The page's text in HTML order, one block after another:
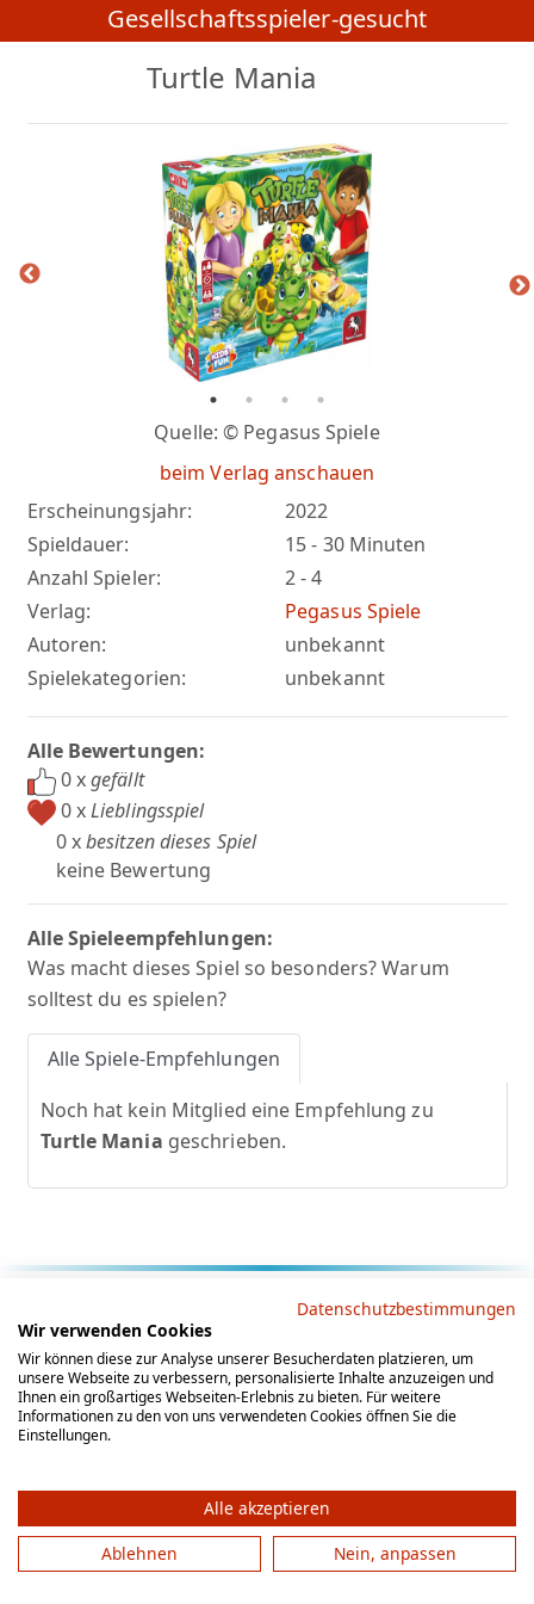
Gesellschaftsspieler-gesucht
Turtle Mania
Erscheinungsjahr:
2022
Spieldauer:
15 - 30 Minuten
Anzahl Spieler:
2 - 4
Verlag:
Pegasus Spiele
Autoren:
unbekannt
Spielekategorien:
unbekannt
Quelle: © Pegasus Spiele
beim Verlag anschauen
Alle Bewertungen:
0 xgefällt
0 xLieblingsspiel
0 xbesitzen dieses Spiel
keine Bewertung
Alle Spieleempfehlungen:
Was macht dieses Spiel so besonders? Warum
solltest du es spielen?
Alle Spiele-Empfehlungen
Noch hat kein Mitglied eine Empfehlung zu
Turtle Mania geschrieben.
AGB Datenschutz
Impressum
Social Media
© 2012 - 2026 by gesellschaftsspieler-gesucht.de
Datenschutzbestimmungen
Wir verwenden Cookies
Wir können diese zur Analyse unserer Besucherdaten platzieren, um
unsere Webseite zu verbessern, personalisierte Inhalte anzuzeigen und
Ihnen ein großartiges Webseiten-Erlebnis zu bieten. Für weitere
Informationen zu den von uns verwendeten Cookies öffnen Sie die
Einstellungen.
Alle akzeptieren
Ablehnen
Nein, anpassen